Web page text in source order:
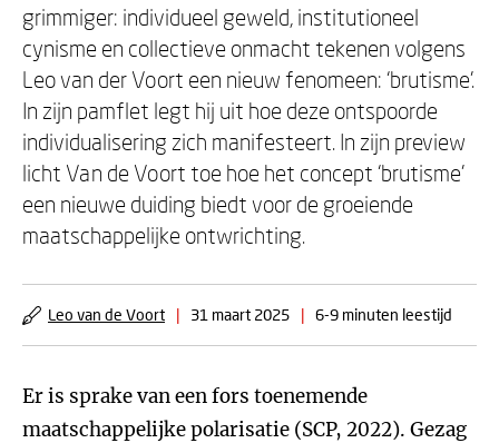
grimmiger: individueel geweld, institutioneel
cynisme en collectieve onmacht tekenen volgens
Leo van der Voort een nieuw fenomeen: ‘brutisme’.
In zijn pamflet legt hij uit hoe deze ontspoorde
individualisering zich manifesteert. In zijn preview
licht Van de Voort toe hoe het concept ‘brutisme’
een nieuwe duiding biedt voor de groeiende
maatschappelijke ontwrichting.
Leo van de Voort | 31 maart 2025 | 6-9 minuten leestijd
Er is sprake van een fors toenemende
maatschappelijke polarisatie (SCP, 2022). Gezag